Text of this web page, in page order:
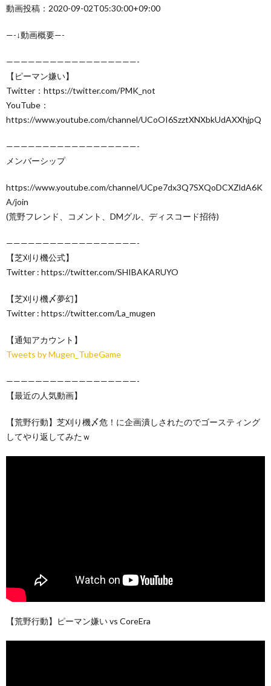
動画投稿：2020-09-02T05:30:00+09:00
—-↓動画概要—-
——————————————————-
【ピーマン嫌い】
Twitter：https://twitter.com/PMK_not
YouTube：
https://www.youtube.com/channel/UCoOI6SzztXNXbkUdAXXhjpQ
——————————————————-
メンバーシップ
https://www.youtube.com/channel/UCpe7dx3Q7SXQoDCXZldA6K
A/join
(荒野フレンド、コメント、DMグル、ディスコード招待)
——————————————————-
【芝刈り機公式】
Twitter : https://twitter.com/SHIBAKARUYO
【芝刈り機〆夢幻】
Twitter : https://twitter.com/La_mugen
【通知アカウント】
Tweets by Mugen_TubeGame
——————————————————-
【最近の人気動画】
【荒野行動】芝刈り機〆危！に企画潰しされたのでゴースティング
してやり返してみたｗ
【荒野行動】ピーマン嫌い vs CoreEra